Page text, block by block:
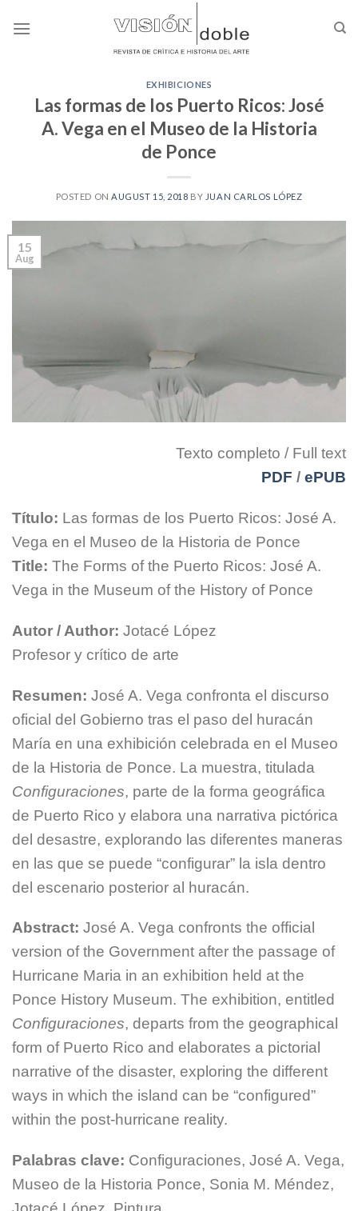
EXHIBICIONES
Las formas de los Puerto Ricos: José
A. Vega en el Museo de la Historia
de Ponce
POSTED ON AUGUST 15, 2018 BY JUAN CARLOS LÓPEZ
15
Aug
Texto completo / Full text
PDF / ePUB
Título: Las formas de los Puerto Ricos: José A.
Vega en el Museo de la Historia de Ponce
Title: The Forms of the Puerto Ricos: José A.
Vega in the Museum of the History of Ponce
Autor / Author: Jotacé López
Profesor y crítico de arte
Resumen: José A. Vega confronta el discurso
oficial del Gobierno tras el paso del huracán
María en una exhibición celebrada en el Museo
de la Historia de Ponce. La muestra, titulada
Configuraciones, parte de la forma geográfica
de Puerto Rico y elabora una narrativa pictórica
del desastre, explorando las diferentes maneras
en las que se puede “configurar” la isla dentro
del escenario posterior al huracán.
Abstract: José A. Vega confronts the official
version of the Government after the passage of
Hurricane Maria in an exhibition held at the
Ponce History Museum. The exhibition, entitled
Configuraciones, departs from the geographical
form of Puerto Rico and elaborates a pictorial
narrative of the disaster, exploring the different
ways in which the island can be “configured”
within the post-hurricane reality.
Palabras clave: Configuraciones, José A. Vega,
Museo de la Historia Ponce, Sonia M. Méndez,